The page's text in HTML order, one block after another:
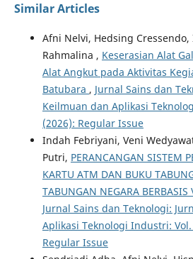
Similar Articles
Afni Nelvi, Hedsing
Rahmalina , Keserasian Alat
Alat Angkut pada Aktivitas
Batubara , Jurnal Sains dan
Keilmuan dan Aplikasi
(2026): Regular Issue
Indah Febriyani, Veni
Putri, PERANCANGAN SISTEM
KARTU ATM DAN BUKU
TABUNGAN NEGARA BERBASIS
Jurnal Sains dan Teknologi:
Aplikasi Teknologi Industri: Vol.
Regular Issue